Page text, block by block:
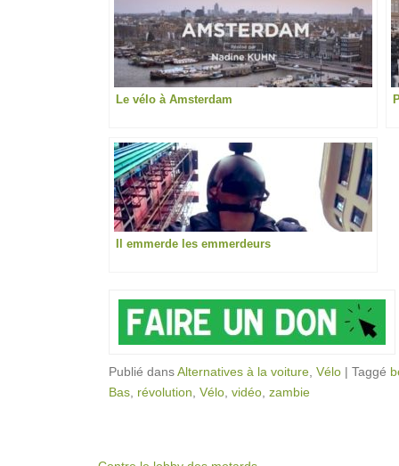
Le vélo à Amsterdam
Il emmerde les emmerdeurs
Publié dansAlternatives à la voiture Vélo | Taggé
Bas révolution Vélo vidéo zambie